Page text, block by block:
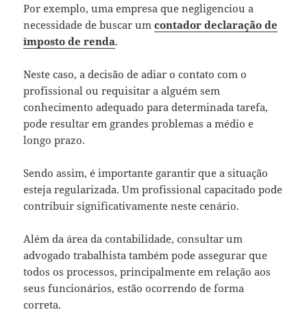
Por exemplo, uma empresa que negligenciou a
necessidade de buscar umcontador declaração de
imposto de renda.
Neste caso, a decisão de adiar o contato com o
profissional ou requisitar a alguém sem
conhecimento adequado para determinada tarefa,
pode resultar em grandes problemas a médio e
longo prazo.
Sendo assim, é importante garantir que a situação
esteja regularizada. Um profissional capacitado pode
contribuir significativamente neste cenário.
Além da área da contabilidade, consultar um
advogado trabalhista também pode assegurar que
todos os processos, principalmente em relação aos
seus funcionários, estão ocorrendo de forma
correta.